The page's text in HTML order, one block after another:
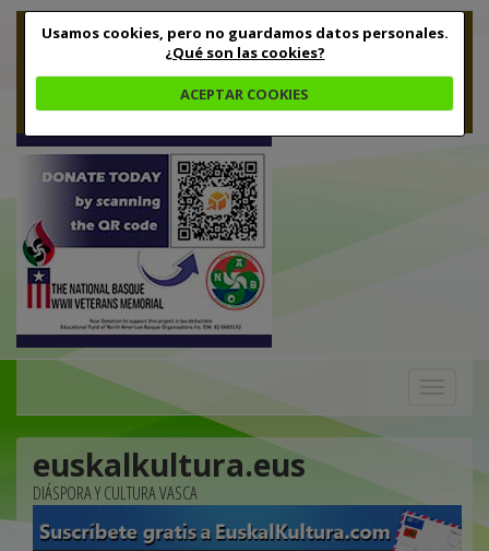
Usamos cookies, pero no guardamos datos personales.
¿Qué son las cookies?
ACEPTAR COOKIES
euskalkultura.eus
DIÁSPORA Y CULTURA VASCA